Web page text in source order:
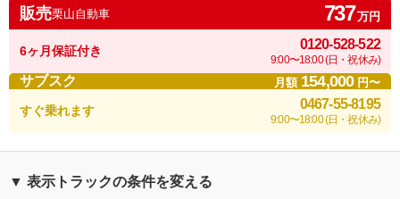
販売栗山自動車 737万円
6ヶ月保証付き 0120-528-522
9:00〜18:00 (日・祝休み)
サブスク 月額 154,000円〜
すぐ乗れます 0467-55-8195
9:00〜18:00 (日・祝休み)
▼ 表示トラックの条件を変える